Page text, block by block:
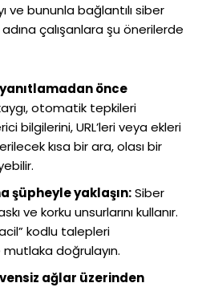
ve bununla bağlantılı siber
çalışanlara şu önerilerde
önce
otomatik tepkileri
bilgilerini, URL’leri veya ekleri
kısa bir ara, olası bir
şüpheyle yaklaşın:Siber
ve korku unsurlarını kullanır.
kodlu talepleri
doğrulayın.
ağlar üzerinden